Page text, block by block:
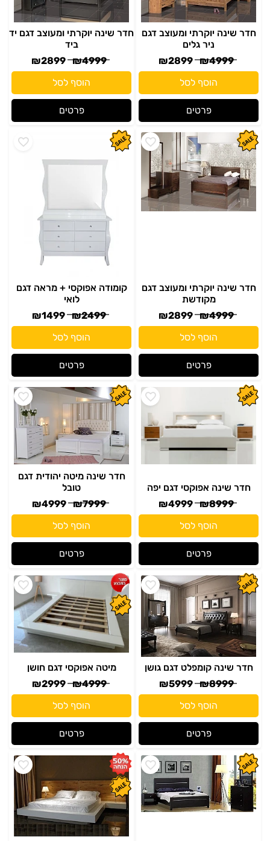
חדר שינה יוקרתי ומעוצב דגם
ניר גלים
₪4999
₪2899
הוסף לסל
פרטים
חדר שינה יוקרתי ומעוצב דגם יד
ביד
₪4999
₪2899
הוסף לסל
פרטים
חדר שינה יוקרתי ומעוצב דגם
מקודשת
₪4999
₪2899
הוסף לסל
פרטים
קומודה אפוקסי + מראה דגם
לואי
₪2499
₪1499
הוסף לסל
פרטים
חדר שינה אפוקסי דגם יפה
₪8999
₪4999
הוסף לסל
פרטים
חדר שינה מיטה יהודית דגם
טובל
₪7999
₪4999
הוסף לסל
פרטים
חדר שינה קומפלט דגם גושן
₪8999
₪5999
הוסף לסל
פרטים
מיטה אפוקסי דגם חושן
₪4999
₪2999
הוסף לסל
פרטים